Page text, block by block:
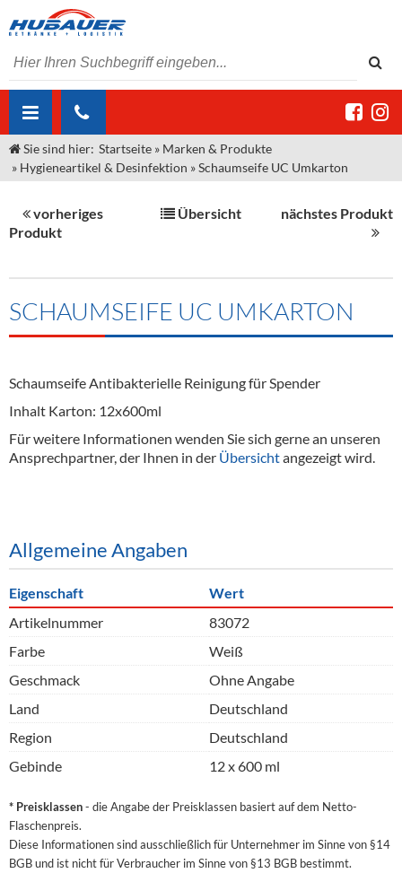
ÜBER UNS
Unser Liefergebiet
Kontakt
Angebote Gastronomie & Großhandel
Neuigkeiten
MARKEN & PRODUKTE
Sirup
Spirituosen
Alkoholfreie Getränke
Öle & Küchenartikel
Equipment
Verpackung
Hygieneartikel & Desinfektion
Kommisionskauf & Lieferbedingungen
Fremddienstleistungen
Sie sind hier: Startseite » Marken & Produkte
» Hygieneartikel & Desinfektion »Schaumseife UC Umkarton
vorheriges
Produkt
Übersicht nächstes Produkt
SCHAUMSEIFE UC UMKARTON
Schaumseife Antibakterielle Reinigung für Spender
Inhalt Karton: 12x600ml
Für weitere Informationen wenden Sie sich gerne an unseren
Ansprechpartner, der Ihnen in der Übersichtangezeigt wird.
Allgemeine Angaben
Eigenschaft
Wert
Artikelnummer
83072
Farbe
Weiß
Geschmack
Ohne Angabe
Land
Deutschland
Region
Deutschland
Gebinde
12 x 600 ml
* Preisklassen- die Angabe der Preisklassen basiert auf dem Netto-
Flaschenpreis.
Diese Informationen sind ausschließlich für Unternehmer im Sinne von §14
BGB und ist nicht für Verbraucher im Sinne von §13 BGB bestimmt.